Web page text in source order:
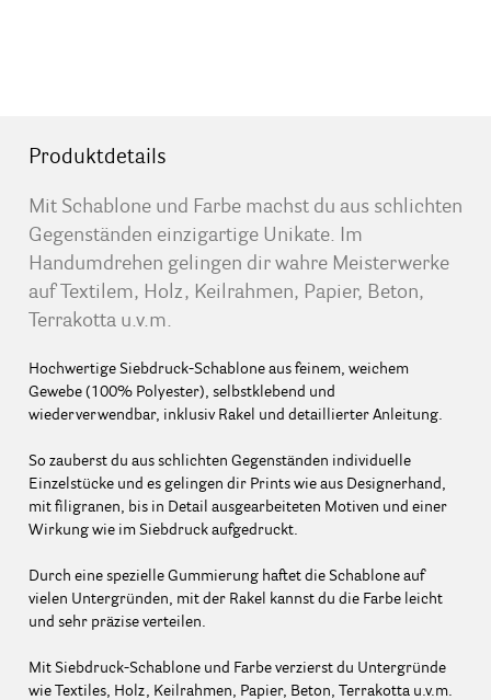
Produktdetails
Mit Schablone und Farbe machst du aus schlichten
Gegenständen einzigartige Unikate. Im
Handumdrehen gelingen dir wahre Meisterwerke
auf Textilem, Holz, Keilrahmen, Papier, Beton,
Terrakotta u.v.m.
Hochwertige Siebdruck-Schablone aus feinem, weichem
Gewebe (100% Polyester), selbstklebend und
wiederverwendbar, inklusiv Rakel und detaillierter Anleitung.
So zauberst du aus schlichten Gegenständen individuelle
Einzelstücke und es gelingen dir Prints wie aus Designerhand,
mit filigranen, bis in Detail ausgearbeiteten Motiven und einer
Wirkung wie im Siebdruck aufgedruckt.
Durch eine spezielle Gummierung haftet die Schablone auf
vielen Untergründen, mit der Rakel kannst du die Farbe leicht
und sehr präzise verteilen.
Mit Siebdruck-Schablone und Farbe verzierst du Untergründe
wie Textiles, Holz, Keilrahmen, Papier, Beton, Terrakotta u.v.m.